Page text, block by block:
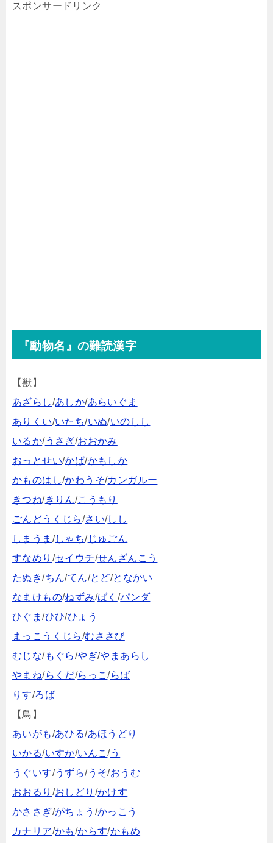
スポンサードリンク
『動物名』の難読漢字
【獣】
あざらし/あしか/あらいぐま
ありくい/いたち/いぬ/いのしし
いるか/うさぎ/おおかみ
おっとせい/かば/かもしか
かものはし/かわうそ/カンガルー
きつね/きりん/こうもり
ごんどうくじら/さい/しし
しまうま /しゃち/じゅごん
すなめり /セイウチ/せんざんこう
たぬき/ちん/てん/とど/となかい
なまけもの/ねずみ/ばく /パンダ
ひぐま/ひひ/ひょう
まっこうくじら/むささび
むじな/もぐら/やぎ/やまあらし
やまね/らくだ/らっこ/らば
りす/ろば
【鳥】
あいがも/あひる/あほうどり
いかる/いすか/いんこ/う
うぐいす/うずら/うそ/おうむ
おおるり /おしどり /かけす
かささぎ/がちょう /かっこう
カナリア/かも/からす/かもめ